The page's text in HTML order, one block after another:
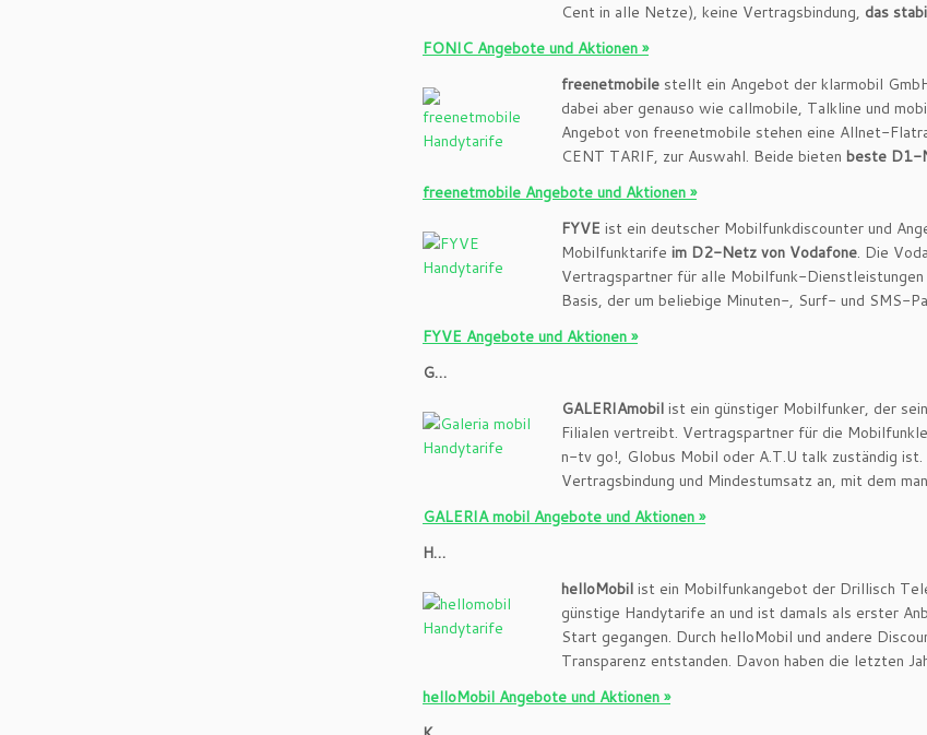
Cent in alle Netze), keine Vertragsbindung, das
FONIC Angebote und Aktionen »
freenetmobile stellt ein Angebot der klarmobil
dabei aber genauso wie callmobile, Talkline und
Angebot von freenetmobile stehen eine Allnet-
CENT TARIF, zur Auswahl. Beide bieten beste D1-
freenetmobile Angebote und Aktionen »
FYVE ist ein deutscher Mobilfunkdiscounter und
Mobilfunktarife im D2-Netz von Vodafone. Die
Vertragspartner für alle Mobilfunk-
Basis, der um beliebige Minuten-, Surf- und SMS-
FYVE Angebote und Aktionen »
G…
GALERIAmobil ist ein günstiger Mobilfunker, der
Filialen vertreibt. Vertragspartner für die
n-tv go!, Globus Mobil oder A.T.U talk zuständig
Vertragsbindung und Mindestumsatz an, mit dem
GALERIA mobil Angebote und Aktionen »
H…
helloMobil ist ein Mobilfunkangebot der Drillisch
günstige Handytarife an und ist damals als erster
Start gegangen. Durch helloMobil und andere
Transparenz entstanden. Davon haben die letzten
helloMobil Angebote und Aktionen »